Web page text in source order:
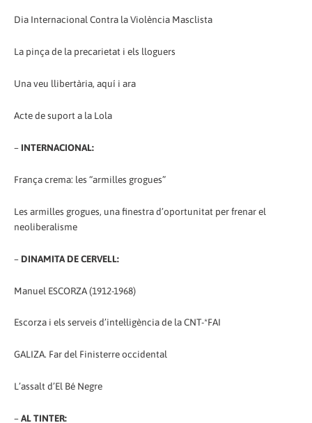
Dia Internacional Contra la Violència Masclista
La pinça de la precarietat i els lloguers
Una veu llibertària, aquí i ara
Acte de suport a la Lola
– INTERNACIONAL:
França crema: les “armilles grogues”
Les armilles grogues, una finestra d’oportunitat per frenar el
neoliberalisme
– DINAMITA DE CERVELL:
Manuel ESCORZA (1912-1968)
Escorza i els serveis d’intel·ligència de la CNT-*FAI
GALIZA. Far del Finisterre occidental
L’assalt d’El Bé Negre
–AL TINTER: